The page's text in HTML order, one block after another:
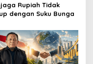
Rupiah Tidak
dengan Suku Bunga